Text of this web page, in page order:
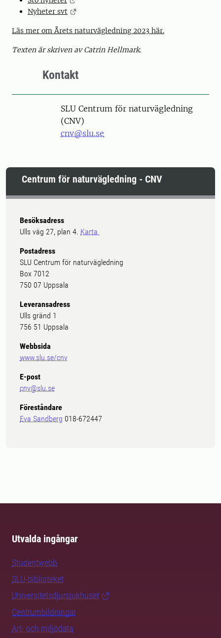
Nyheter svt
Läs mer om Årets naturvägledning 2023 här.
Texten är skriven av Catrin Hellmark.
Kontakt
SLU Centrum för naturvägledning
(CNV)
cnv@slu.se
Centrum för naturvägledning - CNV
Besöksadress
Ulls väg 27, plan 4. Karta
Postadress
SLU Centrum för naturvägledning
Box 7012
750 07 Uppsala
Leveransadress
Ulls gränd 1
756 51 Uppsala
Webbsida
www.slu.se/cnv
E-post
cnv@slu.se
Föreståndare
Eva Sandberg 018-672447
Utvalda ingångar
Studentwebb
SLU-biblioteket
Universitetsdjursjukhuset
Centrumbildningar
Art- och miljödata